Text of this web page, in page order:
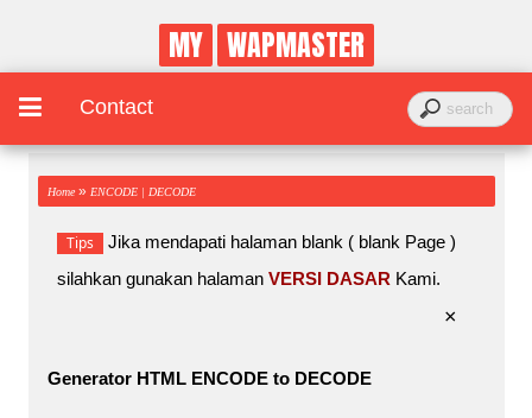
MY WAPMASTER
Contact
Home » ENCODE | DECODE
Tips
Jika mendapati halaman blank ( blank Page )
silahkan gunakan halaman VERSI DASAR Kami.
×
Generator HTML ENCODE to DECODE